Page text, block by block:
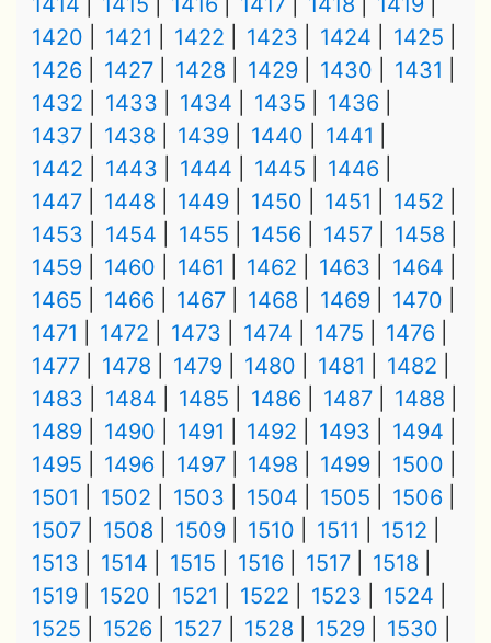
1420
1421 1422 1423 1424
1425
1426
1427 1428 1429 1430
1431
1432
1433 1434 1435
1436
1437
1438 1439 1440
1441
1442
1443 1444 1445
1446
1447
1448 1449 1450 1451
1452
1453
1454 1455 1456 1457
1458
1459
1460 1461 1462 1463
1464
1465
1466 1467 1468 1469
1470
1471
1472 1473 1474 1475
1476
1477
1478 1479 1480 1481
1482
1483
1484 1485 1486 1487
1488
1489
1490 1491 1492 1493
1494
1495
1496 1497 1498 1499
1500
1501
1502 1503 1504 1505
1506
1507
1508 1509 1510 1511
1512
1513
1514 1515 1516 1517
1518
1519
1520 1521 1522 1523
1524
1525
1526 1527 1528 1529
1530